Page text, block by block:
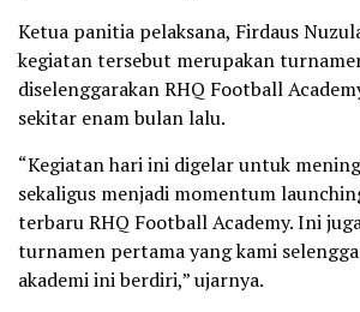
Ketua panitia pelaksana, Firdaus
kegiatan tersebut merupakan
diselenggarakan RHQ Football
sekitar enam bulan lalu.
“Kegiatan hari ini digelar untuk
sekaligus menjadi momentum
terbaru RHQ Football Academy. Ini
turnamen pertama yang kami
akademi ini berdiri,” ujarnya.